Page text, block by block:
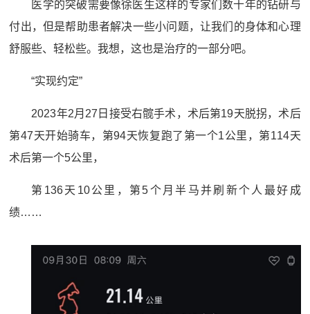
医学的突破需要像徐医生这样的专家们数十年的钻研与
付出，但是帮助患者解决一些小问题，让我们的身体和心理
舒服些、轻松些。我想，这也是治疗的一部分吧。
“实现约定”
2023年2月27日接受右髋手术，术后第19天脱拐，术后
第47天开始骑车，第94天恢复跑了第一个1公里，第114天
术后第一个5公里，
第136天10公里，第5个月半马并刷新个人最好成
绩……